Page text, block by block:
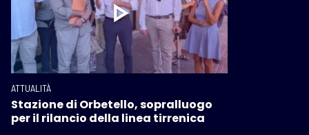
ATTUALITÀ
Stazione di Orbetello, sopralluogo
per il rilancio della linea tirrenica